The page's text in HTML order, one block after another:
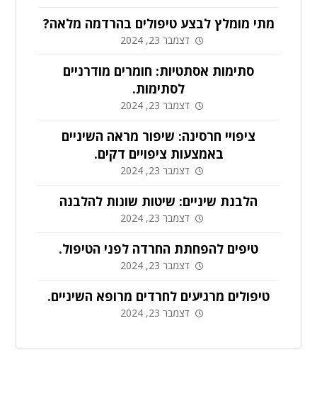
מתי מומלץ לבצע טיפולים בהרדמה מלאה?
דצמבר 23, 2024
סתימות אסתטיות: חומרים מודרניים
לסתימות.
דצמבר 23, 2024
ציפויי חרסינה: שיפור מראה השיניים
באמצעות ציפויים דקים.
דצמבר 23, 2024
הלבנת שיניים: שיטות שונות להלבנה
דצמבר 23, 2024
טיפים להפחתת החרדה לפני הטיפול.
דצמבר 23, 2024
טיפולים מרגיעים לחרדים מרופא השיניים.
דצמבר 23, 2024